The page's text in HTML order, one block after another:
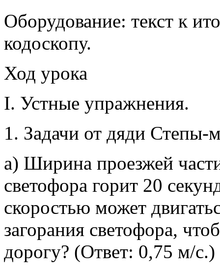
Оборудование: текст к
кодоскопу.
Ход урока
I. Устные упражнения.
1. Задачи от дяди Степы-
а) Ширина проезжей
светофора горит 20
скоростью может
загорания светофора,
дорогу? (Ответ: 0,75 м/с.)